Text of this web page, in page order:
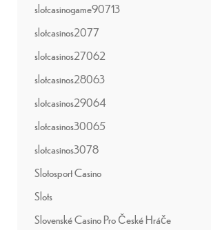
slotcasinogame90713
slotcasinos2077
slotcasinos27062
slotcasinos28063
slotcasinos29064
slotcasinos30065
slotcasinos3078
Slotosport Casino
Slots
Slovenské Casino Pro České Hráče